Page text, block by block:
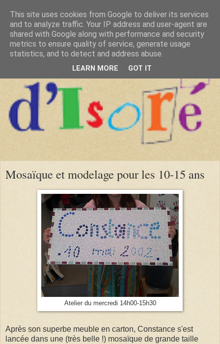
Mosaïque et modelage pour les 10-15 ans
Atelier du mercredi 14h00-15h30
Après son superbe meuble en carton, Constance s'est
lancée dans une (très belle !) mosaïque de grande taille
This site uses cookies from Google to deliver its services
and to analyze traffic. Your IP address and user-agent are
shared with Google along with performance and security
metrics to ensure quality of service, generate usage
statistics, and to detect and address abuse.
LEARN MORE GOT IT